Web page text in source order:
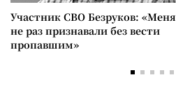
Участник СВО Безруков: «Меня
не раз признавали без вести
пропавшим»